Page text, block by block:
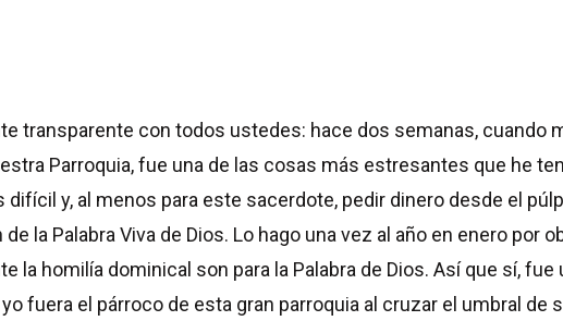
transparente con todos ustedes: hace dos semanas, cuando
Parroquia, fue una de las cosas más estresantes que he
y, al menos para este sacerdote, pedir dinero desde el
la Palabra Viva de Dios. Lo hago una vez al año en enero por
la homilía dominical son para la Palabra de Dios. Así que sí,
fuera el párroco de esta gran parroquia al cruzar el umbral de